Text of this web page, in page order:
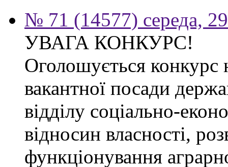
№ 71 (14577) середа,
УВАГА КОНКУРС!
Оголошується конкурс
вакантної посади
відділу соціально-
відносин власності,
функціонування